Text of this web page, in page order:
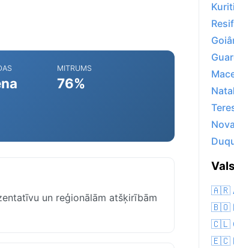
MITRUMS
76%
un reģionālām atšķirībām
Natal
🇦🇷
🇧🇴
🇨🇱
🇪🇨